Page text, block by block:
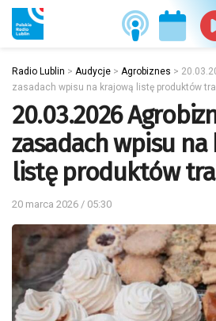
Radio Lublin > Audycje > Agrobiznes >
zasadach wpisu na krajową listę produktów
20.03.2026
zasadach wpisu na
listę produktów
20 marca 2026 / 05:30